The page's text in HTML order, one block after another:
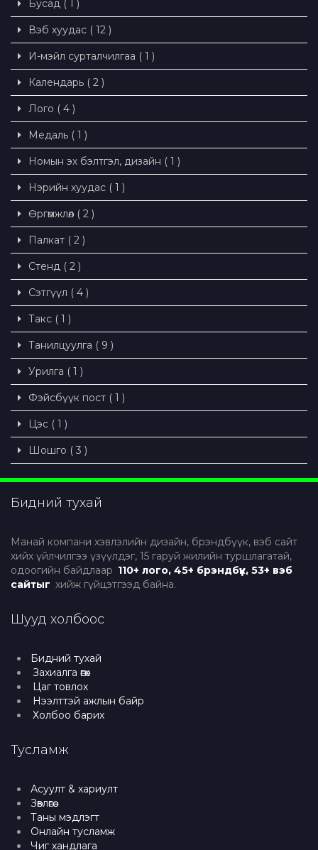
Бусад ( 1 )
Вэб хуудас ( 12 )
И-мэйл сурталчилгаа ( 1 )
Календарь ( 2 )
Лого ( 4 )
Медаль ( 1 )
Номын эх бэлтгэл, дизайн ( 1 )
Нэрийн хуудас ( 1 )
Өргөмжлөл ( 2 )
Палкат ( 2 )
Стенд ( 2 )
Сэтгүүл ( 4 )
Такс ( 1 )
Танилцуулга ( 9 )
Урилга ( 1 )
Фэйсбүүк пост ( 1 )
Цэс ( 1 )
Шошго ( 3 )
Бидний тухай
Манай компани хэвлэлийн дизайн, брэндбүүк, вэб сайт
хийх үйлчилгээ үзүүлдэг, 15 гаруй жилийн туршлагатай,
одоогийн байдлаар 110+ лого, 45+ брэндбүүк, 53+ вэб
сайтыг хийж гүйцэтгээд байна.
Шууд холбоос
Бидний тухай
Захиалга өгөх
Цаг товлох
Нээлттэй ажлын байр
Холбоо барих
Тусламж
Асуулт & хариулт
Зөвлөгөө
Таны мэдлэгт
Онлайн тусламж
Чиг хандлага